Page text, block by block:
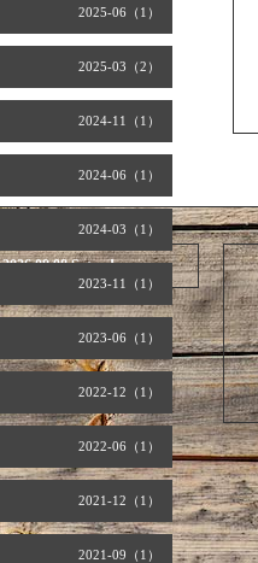
2025-06（1）
2025-03（2）
2024-11（1）
2024-06（1）
2024-03（1）
2023-11（1）
2023-06（1）
2022-12（1）
2022-06（1）
2021-12（1）
2021-09（1）
2026.08.08 Saturday